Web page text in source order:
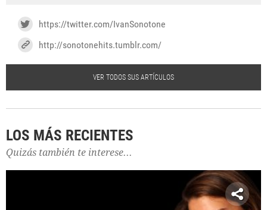
https://twitter.com/IvanSonotone
http://sonotonehits.tumblr.com/
VER TODOS SUS ARTÍCULOS
LOS MÁS RECIENTES
Quizás también te interese...